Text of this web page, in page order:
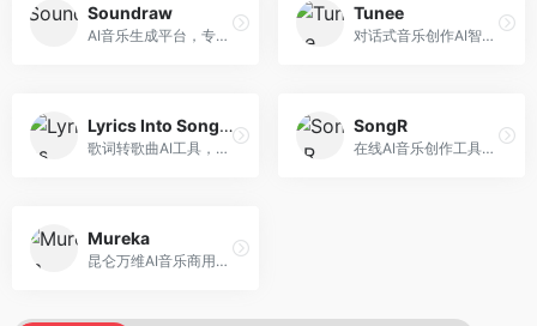
Soundraw
AI音乐生成平台，专注于免版税音乐创作。面向视频创作者和内容制作者，提供背景音乐生成、音乐定制等服务，音乐版权清晰，适合视频配乐场景。
Tunee
对话式音乐创作AI智能体，支持自然语言交互创作。面向音乐爱好者，通过对话方式完成音乐创作，交互体验友好，创作过程直观。
Lyrics Into Song AI
歌词转歌曲AI工具，支持将歌词转化为完整歌曲。面向歌词创作者和音乐爱好者，提供歌词谱曲、编曲制作等服务，歌词音乐化效率高。
SongR
在线AI音乐创作工具，支持歌词与旋律一体化生成。面向内容创作者和音乐爱好者，提供歌词创作、旋律生成、音乐制作等服务，操作简便，创作速度快。
Mureka
昆仑万维AI音乐商用创作平台，专注于商业音乐授权。面向企业和商业用户，提供版权音乐生成、商用授权等服务，音乐版权清晰，商业应用安全。